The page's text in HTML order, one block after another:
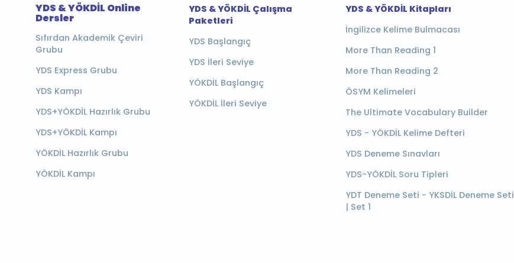
YDS & YÖKDİL Online
Dersler
Sıfırdan Akademik Çeviri
Grubu
YDS Express Grubu
YDS Kampı
YDS+YÖKDİL Hazırlık Grubu
YDS+YÖKDİL Kampı
YÖKDİL Hazırlık Grubu
YÖKDİL Kampı
YDS & YÖKDİL Çalışma
Paketleri
YDS Başlangıç
YDS İleri Seviye
YÖKDİL Başlangıç
YÖKDİL İleri Seviye
YDS & YÖKDİL Kitapları
İngilizce Kelime Bulmacası
More Than Reading 1
More Than Reading 2
ÖSYM Kelimeleri
The Ultimate Vocabulary Builder
YDS - YÖKDİL Kelime Defteri
YDS Deneme Sınavları
YDS-YÖKDİL Soru Tipleri
YDT Deneme Seti - YKSDİL Deneme Seti
| Set 1